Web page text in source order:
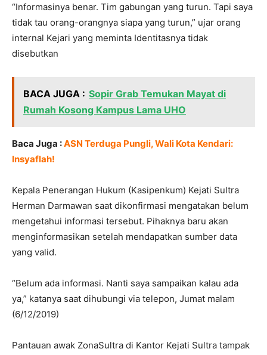
“Informasinya benar. Tim gabungan yang turun. Tapi saya
tidak tau orang-orangnya siapa yang turun,” ujar orang
internal Kejari yang meminta Identitasnya tidak
disebutkan
BACA JUGA : Sopir Grab Temukan Mayat di
Rumah Kosong Kampus Lama UHO
Baca Juga :ASN Terduga Pungli, Wali Kota Kendari:
Insyaflah!
Kepala Penerangan Hukum (Kasipenkum) Kejati Sultra
Herman Darmawan saat dikonfirmasi mengatakan belum
mengetahui informasi tersebut. Pihaknya baru akan
menginformasikan setelah mendapatkan sumber data
yang valid.
“Belum ada informasi. Nanti saya sampaikan kalau ada
ya,” katanya saat dihubungi via telepon, Jumat malam
(6/12/2019)
Pantauan awak ZonaSultra di Kantor Kejati Sultra tampak